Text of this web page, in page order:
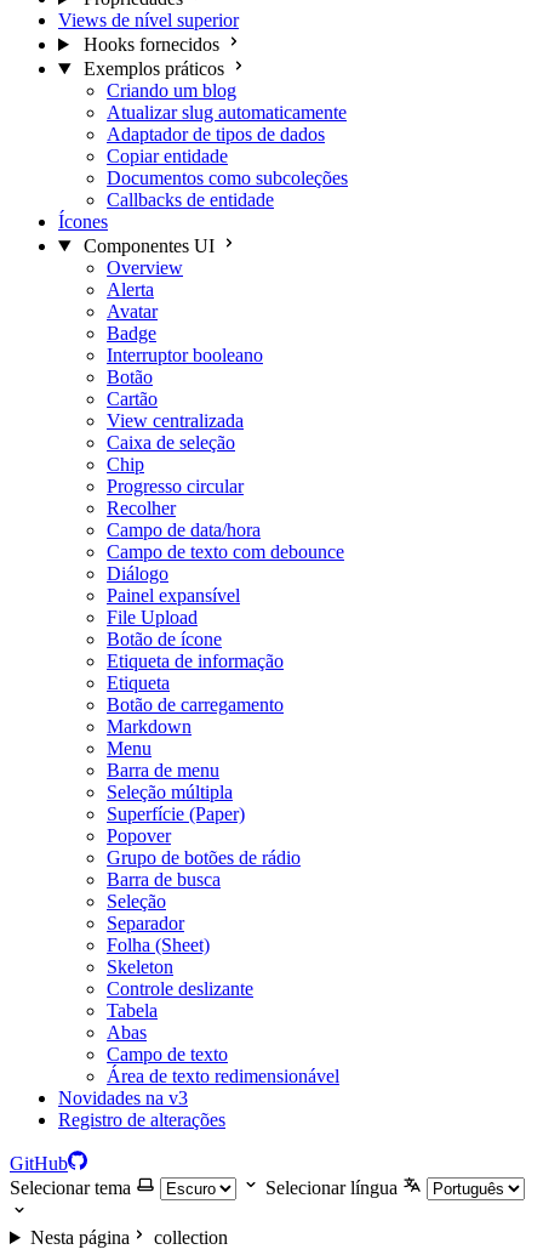
Views de nível superior
Hooks fornecidos
Exemplos práticos
Criando um blog
Atualizar slug automaticamente
Adaptador de tipos de dados
Copiar entidade
Documentos como subcoleções
Callbacks de entidade
Ícones
Componentes UI
Overview
Alerta
Avatar
Badge
Interruptor booleano
Botão
Cartão
View centralizada
Caixa de seleção
Chip
Progresso circular
Recolher
Campo de data/hora
Campo de texto com debounce
Diálogo
Painel expansível
File Upload
Botão de ícone
Etiqueta de informação
Etiqueta
Botão de carregamento
Markdown
Menu
Barra de menu
Seleção múltipla
Superfície (Paper)
Popover
Grupo de botões de rádio
Barra de busca
Seleção
Separador
Folha (Sheet)
Skeleton
Controle deslizante
Tabela
Abas
Campo de texto
Área de texto redimensionável
Novidades na v3
Registro de alterações
GitHub
Selecionar tema
Selecionar língua
Nesta página collection